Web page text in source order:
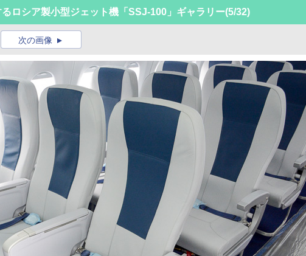
ロシア製小型ジェット機「SSJ-100」ギャラリー(5/32)
次の画像